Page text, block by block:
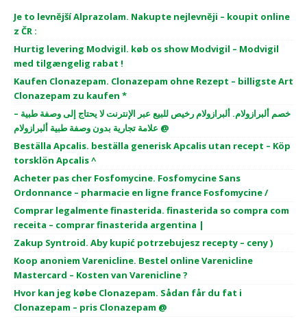
Je to levnější Alprazolam. Nakupte nejlevněji – koupit online
z ČR :
Hurtig levering Modvigil. køb os show Modvigil – Modvigil
med tilgængelig rabat !
Kaufen Clonazepam. Clonazepam ohne Rezept – billigste Art
Clonazepam zu kaufen *
خصم ألبرازولام. ألبرازولام رخيص للبيع عبر الإنترنت لا يحتاج إلى وصفة طبية –
علامة تجارية بدون وصفة طبية ألبرازولام @
Beställa Apcalis. beställa generisk Apcalis utan recept – Köp
torsklön Apcalis ^
Acheter pas cher Fosfomycine. Fosfomycine Sans
Ordonnance – pharmacie en ligne france Fosfomycine /
Comprar legalmente finasterida. finasterida so compra com
receita – comprar finasterida argentina |
Zakup Syntroid. Aby kupić potrzebujesz recepty – ceny )
Koop anoniem Varenicline. Bestel online Varenicline
Mastercard – Kosten van Varenicline ?
Hvor kan jeg købe Clonazepam. Sådan får du fat i
Clonazepam – pris Clonazepam @